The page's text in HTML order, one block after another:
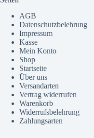
AGB
Datenschutzbelehrung
Impressum
Kasse
Mein Konto
Shop
Startseite
Über uns
Versandarten
Vertrag widerrufen
Warenkorb
Widerrufsbelehrung
Zahlungsarten